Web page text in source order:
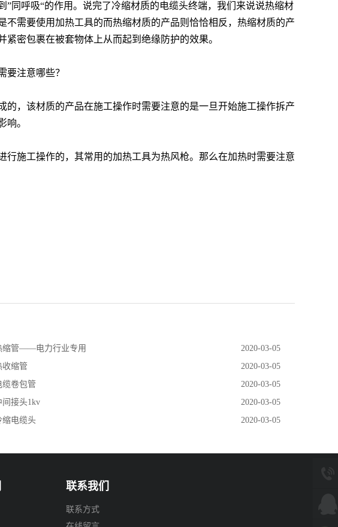
”同呼吸“的作用。说完了冷缩材质的电缆头终端，我们来说说热缩材
需要使用加热工具的而热缩材质的产品则恰恰相反，热缩材质的产
紧密包裹在被套物体上从而起到绝缘防护的效果。
要注意哪些？
，该材质的产品在施工操作时需要注意的是一旦开始施工操作拆产
响。
施工操作的，其常用的加热工具为热风枪。那么在加热时需要注意
缩管——电力行业专用
2020-03-05
收缩管
2020-03-05
卷包管
2020-03-05
接头1kv
2020-03-05
缩电缆头 2020-03-05
联系我们
联系方式